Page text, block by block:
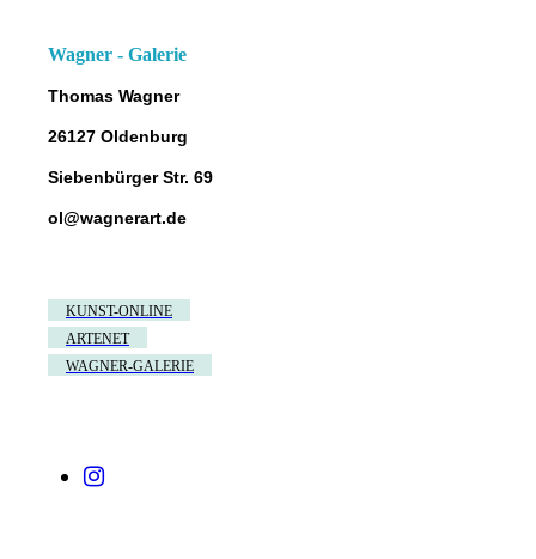
Wagner - Galerie
Thomas Wagner
26127 Oldenburg
Siebenbürger Str. 69
ol@wagnerart.de
KUNST-ONLINE
ARTENET
WAGNER-GALERIE